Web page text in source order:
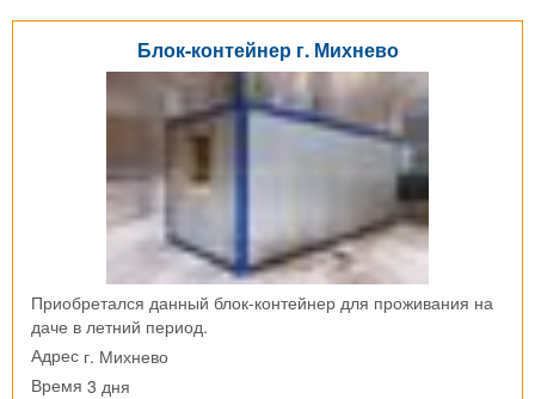
Блок-контейнер г. Михнево
Приобретался данный блок-контейнер для проживания на
даче в летний период.
Адрес г. Михнево
Время 3 дня